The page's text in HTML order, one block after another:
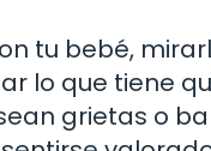
tu bebé,
lo que tiene
grietas o